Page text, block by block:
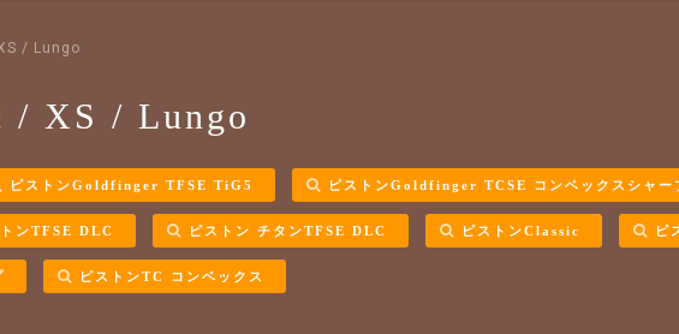
/ Lungo
/ XS / Lungo
ピストンGoldfinger TFSE TiG5 ピストンGoldfinger TCSE コンベックスシャー
トンTFSE DLC ピストン チタンTFSE DLC ピストンClassic ピ
ピストンTC コンベックス